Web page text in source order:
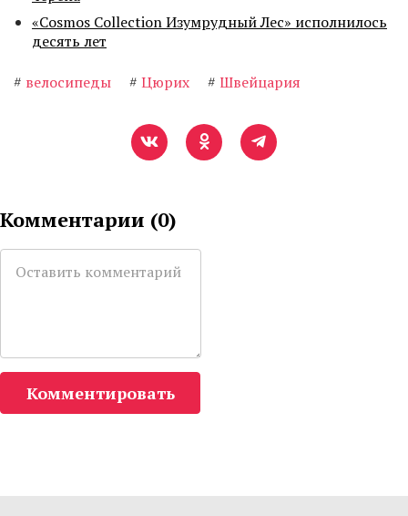
«Cosmos Collection Изумрудный Лес» исполнилось
десять лет
# велосипеды # Цюрих # Швейцария
Комментарии (0)
Комментировать